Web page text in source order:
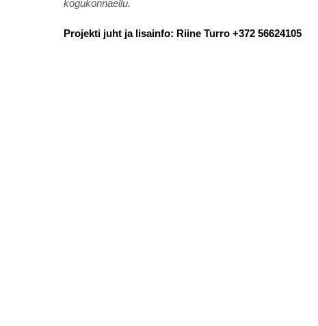
kogukonnaellu.
Projekti juht ja lisainfo: Riine Turro +372 56624105